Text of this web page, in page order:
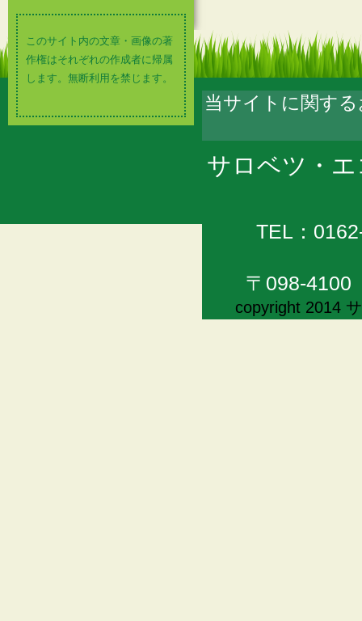
このサイト内の文章・画像の著
作権はそれぞれの作成者に帰属
します。無断利用を禁じます。
当サイトに関す
サロベツ・
TEL：
〒098-
copyright 2014